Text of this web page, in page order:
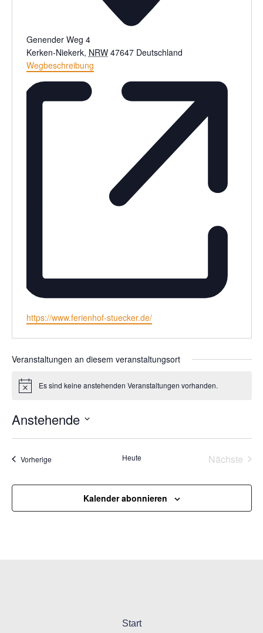
Genender Weg 4
Kerken-Niekerk, NRW 47647 Deutschland
Wegbeschreibung
Webseite
https://www.ferienhof-stuecker.de/
Veranstaltungen an diesem veranstaltungsort
HinweisEs sind keine anstehenden Veranstaltungen vorhanden.
Anstehende
wählen.
VorherigeVeranstaltungen Heute Nächste
Kalender abonnieren
Start